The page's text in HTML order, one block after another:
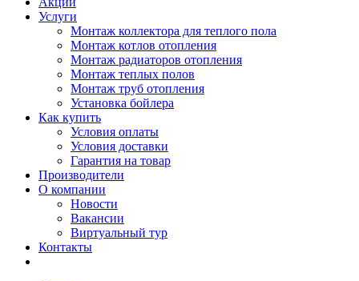
Услуги
Монтаж коллектора для теплого пола
Монтаж котлов отопления
Монтаж радиаторов отопления
Монтаж теплых полов
Монтаж труб отопления
Установка бойлера
Как купить
Условия оплаты
Условия доставки
Гарантия на товар
Производители
О компании
Новости
Вакансии
Виртуальный тур
Контакты